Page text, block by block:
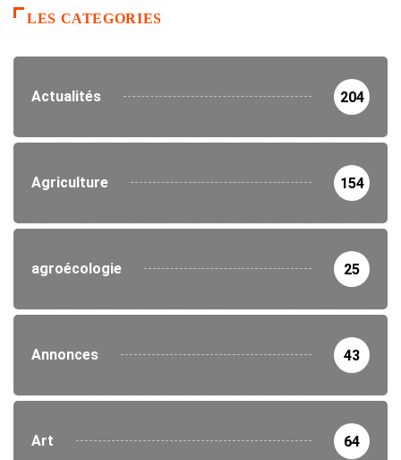
LES CATEGORIES
Actualités 204
Agriculture 154
agroécologie 25
Annonces 43
Art 64